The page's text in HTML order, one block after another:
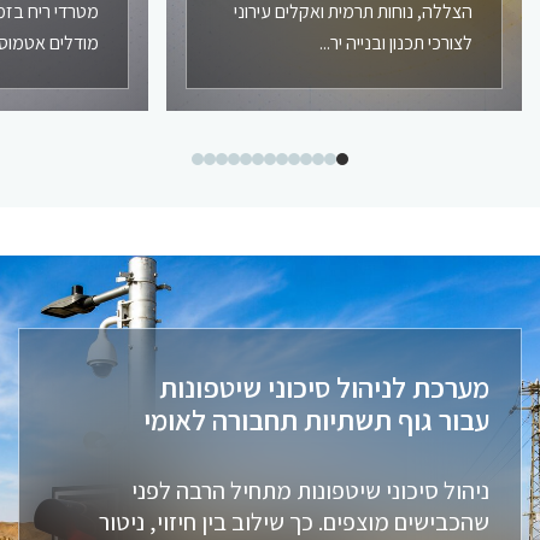
הצללה, נוחות תרמית ואקלים עירוני
לצורכי תכנון ובנייה יר...
מטרדי ריח
מודלים
מערכת לניהול סיכוני שיטפונות
עבור גוף תשתיות תחבורה לאומי
ניהול סיכוני שיטפונות מתחיל הרבה לפני
שהכבישים מוצפים. כך שילוב בין חיזוי, ניטור